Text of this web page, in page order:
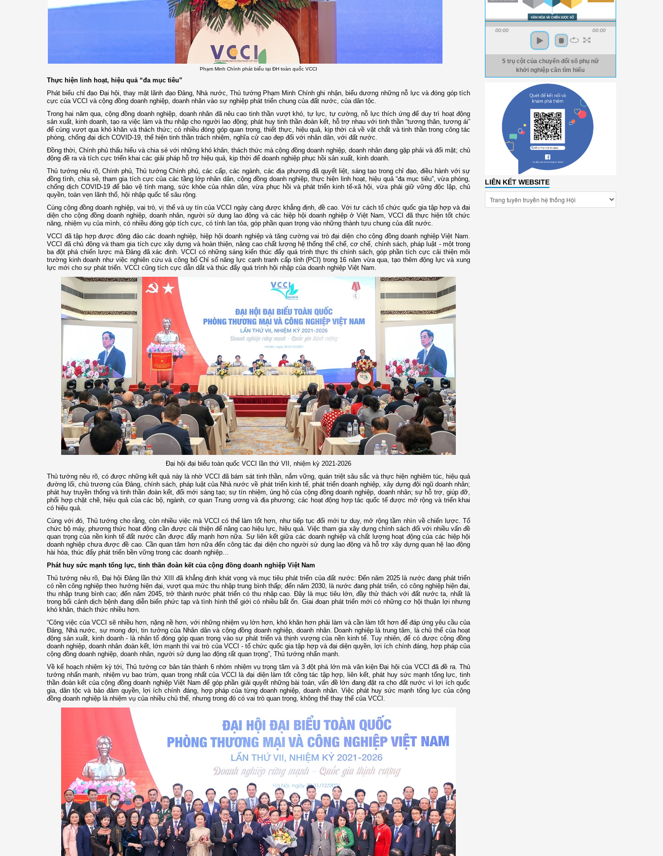
Phạm Minh Chính phát biểu tại ĐH toàn quốc VCCI
Thực hiện linh hoạt, hiệu quả “đa mục tiêu”
Phát biểu chỉ đạo Đại hội, thay mặt lãnh đạo Đảng, Nhà nước, Thủ tướng Phạm Minh Chính ghi nhận, biểu dương những nỗ lực và đóng góp tích
cực của VCCI và cộng đồng doanh nghiệp, doanh nhân vào sự nghiệp phát triển chung của đất nước, của dân tộc.
Trong hai năm qua, cộng đồng doanh nghiệp, doanh nhân đã nêu cao tinh thần vượt khó, tự lực, tự cường, nỗ lực thích ứng để duy trì hoạt động
sản xuất, kinh doanh, tạo ra việc làm và thu nhập cho người lao động; phát huy tinh thần đoàn kết, hỗ trợ nhau với tinh thần “tương thân, tương ái”
để cùng vượt qua khó khăn và thách thức; có nhiều đóng góp quan trọng, thiết thực, hiệu quả, kịp thời cả về vật chất và tinh thần trong công tác
phòng, chống đại dịch COVID-19, thể hiện tinh thần trách nhiệm, nghĩa cử cao đẹp đối với nhân dân, với đất nước.
Đồng thời, Chính phủ thấu hiểu và chia sẻ với những khó khăn, thách thức mà cộng đồng doanh nghiệp, doanh nhân đang gặp phải và đối mặt; chủ
động đề ra và tích cực triển khai các giải pháp hỗ trợ hiệu quả, kịp thời để doanh nghiệp phục hồi sản xuất, kinh doanh.
Thủ tướng nêu rõ, Chính phủ, Thủ tướng Chính phủ, các cấp, các ngành, các địa phương đã quyết liệt, sáng tạo trong chỉ đạo, điều hành với sự
đồng tình, chia sẻ, tham gia tích cực của các tầng lớp nhân dân, cộng đồng doanh nghiệp, thực hiện linh hoạt, hiệu quả “đa mục tiêu”, vừa phòng,
chống dịch COVID-19 để bảo vệ tính mạng, sức khỏe của nhân dân, vừa phục hồi và phát triển kinh tế-xã hội, vừa phải giữ vững độc lập, chủ
quyền, toàn vẹn lãnh thổ, hội nhập quốc tế sâu rộng.
Cùng cộng đồng doanh nghiệp, vai trò, vị thế và uy tín của VCCI ngày càng được khẳng định, đề cao. Với tư cách tổ chức quốc gia tập hợp và đại
diện cho cộng đồng doanh nghiệp, doanh nhân, người sử dụng lao động và các hiệp hội doanh nghiệp ở Việt Nam, VCCI đã thực hiện tốt chức
năng, nhiệm vụ của mình, có nhiều đóng góp tích cực, có tính lan tỏa, góp phần quan trọng vào những thành tựu chung của đất nước.
VCCI đã tập hợp được đông đảo các doanh nghiệp, hiệp hội doanh nghiệp và tăng cường vai trò đại diện cho cộng đồng doanh nghiệp Việt Nam.
VCCI đã chủ động và tham gia tích cực xây dựng và hoàn thiện, nâng cao chất lượng hệ thống thể chế, cơ chế, chính sách, pháp luật - một trong
ba đột phá chiến lược mà Đảng đã xác định. VCCI có những sáng kiến thúc đẩy quá trình thực thi chính sách, góp phần tích cực cải thiện môi
trường kinh doanh như việc nghiên cứu và công bố Chỉ số năng lực cạnh tranh cấp tỉnh (PCI) trong 16 năm vừa qua, tạo thêm động lực và xung
lực mới cho sự phát triển. VCCI cũng tích cực dẫn dắt và thúc đẩy quá trình hội nhập của doanh nghiệp Việt Nam.
Đại hội đại biểu toàn quốc VCCI lần thứ VII, nhiệm kỳ 2021-2026
Thủ tướng nêu rõ, có được những kết quả này là nhờ VCCI đã bám sát tinh thần, nắm vững, quán triệt sâu sắc và thực hiện nghiêm túc, hiệu quả
đường lối, chủ trương của Đảng, chính sách, pháp luật của Nhà nước về phát triển kinh tế, phát triển doanh nghiệp, xây dựng đội ngũ doanh nhân;
phát huy truyền thống và tinh thần đoàn kết, đổi mới sáng tạo; sự tín nhiệm, ủng hộ của cộng đồng doanh nghiệp, doanh nhân; sự hỗ trợ, giúp đỡ,
phối hợp chặt chẽ, hiệu quả của các bộ, ngành, cơ quan Trung ương và địa phương; các hoạt động hợp tác quốc tế được mở rộng và triển khai
có hiệu quả.
Cùng với đó, Thủ tướng cho rằng, còn nhiều việc mà VCCI có thể làm tốt hơn, như tiếp tục đổi mới tư duy, mở rộng tầm nhìn về chiến lược. Tổ
chức bộ máy, phương thức hoạt động cần được cải thiện để nâng cao hiệu lực, hiệu quả. Việc tham gia xây dựng chính sách đối với nhiều vấn đề
quan trọng của nền kinh tế đất nước cần được đẩy mạnh hơn nữa. Sự liên kết giữa các doanh nghiệp và chất lượng hoạt động của các hiệp hội
doanh nghiệp chưa được đề cao. Cần quan tâm hơn nữa đến công tác đại diện cho người sử dụng lao động và hỗ trợ xây dựng quan hệ lao động
hài hòa, thúc đẩy phát triển bền vững trong các doanh nghiệp…
Phát huy sức mạnh tổng lực, tinh thần đoàn kết của cộng đồng doanh nghiệp Việt Nam
Thủ tướng nêu rõ, Đại hội Đảng lần thứ XIII đã khẳng định khát vọng và mục tiêu phát triển của đất nước: Đến năm 2025 là nước đang phát triển
có nền công nghiệp theo hướng hiện đại, vượt qua mức thu nhập trung bình thấp; đến năm 2030, là nước đang phát triển, có công nghiệp hiện đại,
thu nhập trung bình cao; đến năm 2045, trở thành nước phát triển có thu nhập cao. Đây là mục tiêu lớn, đầy thử thách với đất nước ta, nhất là
trong bối cảnh dịch bệnh đang diễn biến phức tạp và tình hình thế giới có nhiều bất ổn. Giai đoạn phát triển mới có những cơ hội thuận lợi nhưng
khó khăn, thách thức nhiều hơn.
“Công việc của VCCI sẽ nhiều hơn, nặng nề hơn, với những nhiệm vụ lớn hơn, khó khăn hơn phải làm và cần làm tốt hơn để đáp ứng yêu cầu của
Đảng, Nhà nước, sự mong đợi, tin tưởng của Nhân dân và cộng đồng doanh nghiệp, doanh nhân. Doanh nghiệp là trung tâm, là chủ thể của hoạt
động sản xuất, kinh doanh - là nhân tố đóng góp quan trọng vào sự phát triển và thịnh vượng của nền kinh tế. Tuy nhiên, để có được cộng đồng
doanh nghiệp, doanh nhân đoàn kết, lớn mạnh thì vai trò của VCCI - tổ chức quốc gia tập hợp và đại diện quyền, lợi ích chính đáng, hợp pháp của
cộng đồng doanh nghiệp, doanh nhân, người sử dụng lao động rất quan trọng”, Thủ tướng nhấn mạnh.
Về kế hoạch nhiệm kỳ tới, Thủ tướng cơ bản tán thành 6 nhóm nhiệm vụ trọng tâm và 3 đột phá lớn mà văn kiện Đại hội của VCCI đã đề ra. Thủ
tướng nhấn mạnh, nhiệm vụ bao trùm, quan trọng nhất của VCCI là đại diện làm tốt công tác tập hợp, liên kết, phát huy sức mạnh tổng lực, tinh
thần đoàn kết của cộng đồng doanh nghiệp Việt Nam để góp phần giải quyết những bài toán, vấn đề lớn đang đặt ra cho đất nước vì lợi ích quốc
gia, dân tộc và bảo đảm quyền, lợi ích chính đáng, hợp pháp của từng doanh nghiệp, doanh nhân. Việc phát huy sức mạnh tổng lực của cộng
đồng doanh nghiệp là nhiệm vụ của nhiều chủ thể, nhưng trong đó có vai trò quan trọng, không thể thay thế của VCCI.
00:00 00:00
5 trụ cột của chuyển đổi số phụ nữ
khởi nghiệp cần tìm hiểu
LIÊN KẾT WEBSITE